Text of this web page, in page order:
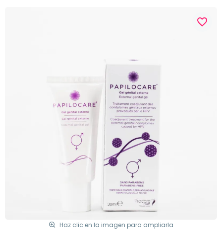
Haz clic en la imagen para ampliarla
favorite_border